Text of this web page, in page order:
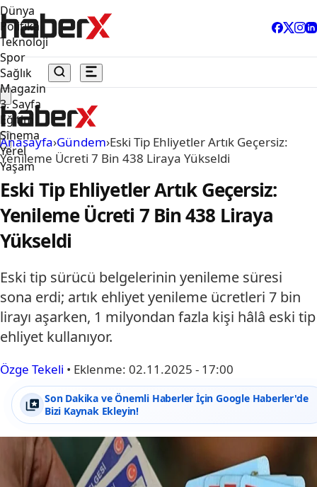
Dünya
Politika
Teknoloji
Spor
Sağlık
Magazin
3. Sayfa
Eğitim
Sinema
Yerel
Yaşam
Anasayfa›Gündem›Eski Tip Ehliyetler Artık Geçersiz:
Yenileme Ücreti 7 Bin 438 Liraya Yükseldi
Eski Tip Ehliyetler Artık Geçersiz:
Yenileme Ücreti 7 Bin 438 Liraya
Yükseldi
Eski tip sürücü belgelerinin yenileme süresi
sona erdi; artık ehliyet yenileme ücretleri 7 bin
lirayı aşarken, 1 milyondan fazla kişi hâlâ eski tip
ehliyet kullanıyor.
Özge Tekeli • Eklenme: 02.11.2025 - 17:00
Son Dakika ve Önemli Haberler İçin Google Haberler'de
Bizi Kaynak Ekleyin!